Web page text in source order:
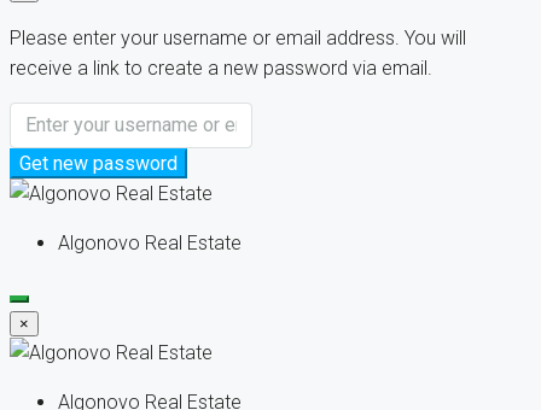
Please enter your username or email address. You will
receive a link to create a new password via email.
Get new password
Algonovo Real Estate
×
Algonovo Real Estate